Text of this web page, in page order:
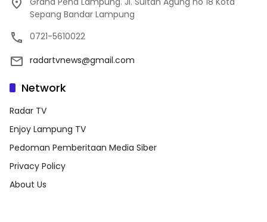
Sepang Bandar Lampung
0721-5610022
radartvnews@gmail.com
Network
Radar TV
Enjoy Lampung TV
Pedoman Pemberitaan Media Siber
Privacy Policy
About Us